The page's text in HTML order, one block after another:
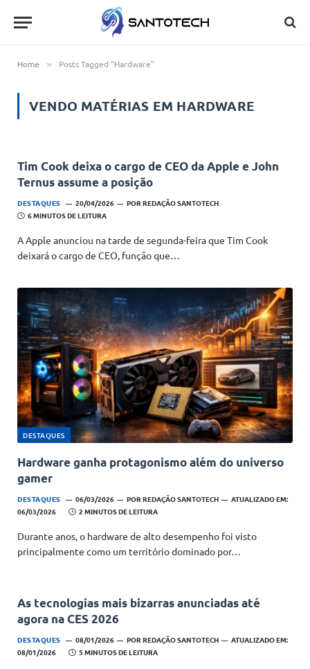
Home » Posts Tagged "Hardware"
VENDO MATÉRIAS EM HARDWARE
Tim Cook deixa o cargo de CEO da Apple e John
Ternus assume a posição
DESTAQUES 20/04/2026 PORREDAÇÃO SANTOTECH
6 MINUTOS DE LEITURA
A Apple anunciou na tarde de segunda-feira que Tim Cook
deixará o cargo de CEO, função que…
DESTAQUES
Hardware ganha protagonismo além do universo
gamer
DESTAQUES 06/03/2026 POR REDAÇÃO SANTOTECH
ATUALIZADO EM:
06/03/2026
2 MINUTOS DE LEITURA
Durante anos, o hardware de alto desempenho foi visto
principalmente como um território dominado por…
As tecnologias mais bizarras anunciadas até
agora na CES 2026
DESTAQUES 08/01/2026 POR REDAÇÃO SANTOTECH
ATUALIZADO EM:
08/01/2026
5 MINUTOS DE LEITURA